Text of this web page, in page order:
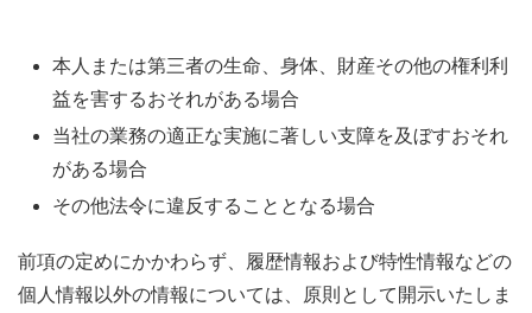
本人または第三者の生命、身体、財産その他の権利利
益を害するおそれがある場合
当社の業務の適正な実施に著しい支障を及ぼすおそれ
がある場合
その他法令に違反することとなる場合
前項の定めにかかわらず、履歴情報および特性情報などの
個人情報以外の情報については、原則として開示いたしま